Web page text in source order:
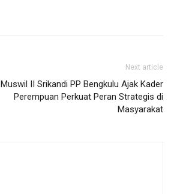
Next article
Muswil II Srikandi PP Bengkulu Ajak Kader
Perempuan Perkuat Peran Strategis di
Masyarakat